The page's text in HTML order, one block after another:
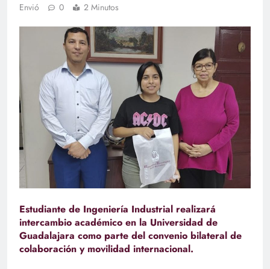
Envió
0 2 Minutos
Estudiante de Ingeniería Industrial realizará
intercambio académico en la Universidad de
Guadalajara como parte del convenio bilateral de
colaboración y movilidad internacional.